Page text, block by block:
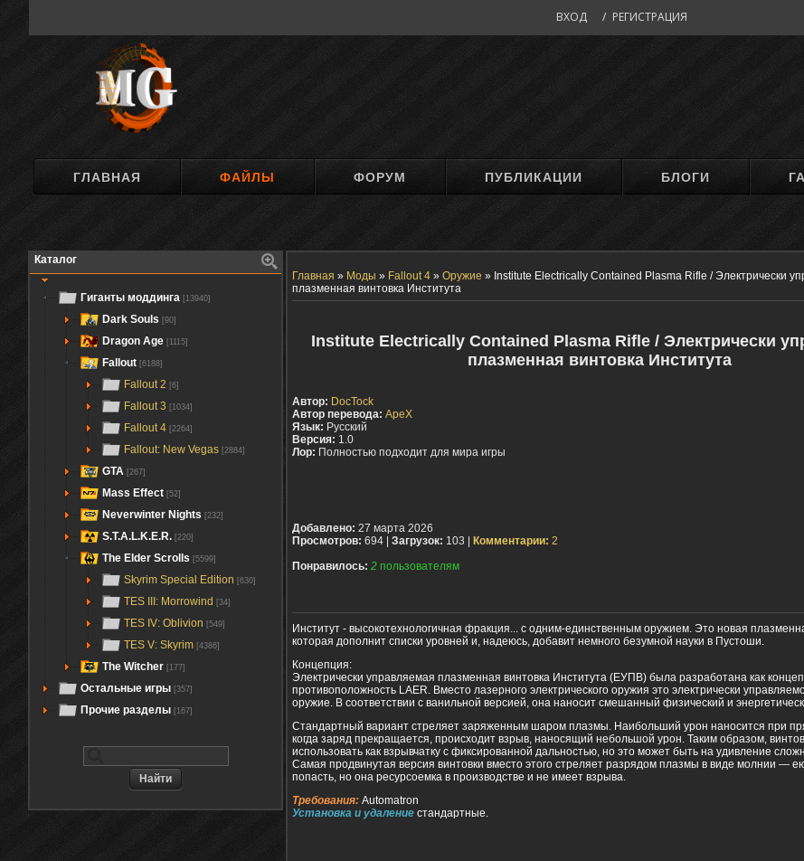
ВХОД / РЕГИСТРАЦИЯ
ГЛАВНАЯ ФАЙЛЫ ФОРУМ ПУБЛИКАЦИИ БЛОГИ
Каталог
Гиганты моддинга [13940]
Dark Souls [90]
Dragon Age [1115]
Fallout [6188]
Fallout 2 [6]
Fallout 3 [1034]
Fallout 4 [2264]
Fallout: New Vegas [2884]
GTA [267]
Mass Effect [52]
Neverwinter Nights [232]
S.T.A.L.K.E.R. [220]
The Elder Scrolls [5599]
Skyrim Special Edition [630]
TES III: Morrowind [34]
TES IV: Oblivion [549]
TES V: Skyrim [4386]
The Witcher [177]
Остальные игры [357]
Прочие разделы [167]
Главная » Моды » Fallout 4 » Оружие » Institute Electrically Contained Plasma Rifle / Электрически
плазменная винтовка Института
Institute Electrically Contained Plasma Rifle / Электрически
плазменная винтовка Института
Автор: DocTock
Автор перевода: ApeX
Язык: Русский
Версия: 1.0
Лор: Полностью подходит для мира игры
Добавлено: 27 марта 2026
Просмотров: 694 | Загрузок: 103 | Комментарии: 2
Понравилось: 2 пользователям
Институт - высокотехнологичная фракция... с одним-единственным оружием. Это новая
которая дополнит списки уровней и, надеюсь, добавит немного безумной науки в Пустоши.
Концепция:
Электрически управляемая плазменная винтовка Института (ЕУПВ) была разработана как
противоположность LAER. Вместо лазерного электрического оружия это электрически
оружие. В соответствии с ванильной версией, она наносит смешанный физический и
Стандартный вариант стреляет заряженным шаром плазмы. Наибольший урон наносится при
когда заряд прекращается, происходит взрыв, наносящий небольшой урон. Таким образом,
использовать как взрывчатку с фиксированной дальностью, но это может быть на удивление
Самая продвинутая версия винтовки вместо этого стреляет разрядом плазмы в виде молнии —
попасть, но она ресурсоемка в производстве и не имеет взрыва.
Требования: Automatron
Установка и удаление стандартные.